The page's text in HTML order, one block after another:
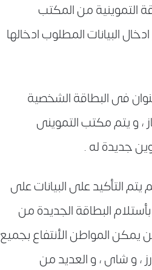
التموينية من المكتب
البيانات المطلوب ادخالها
فى البطاقة الشخصية
، و يتم مكتب التموينى
جديدة له .
التأكيد على البيانات على
البطاقة الجديدة من
المواطن الأنتفاع بجميع
، و شاى ، و العديد من